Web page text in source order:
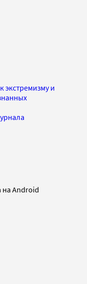
экстремизму и
Android